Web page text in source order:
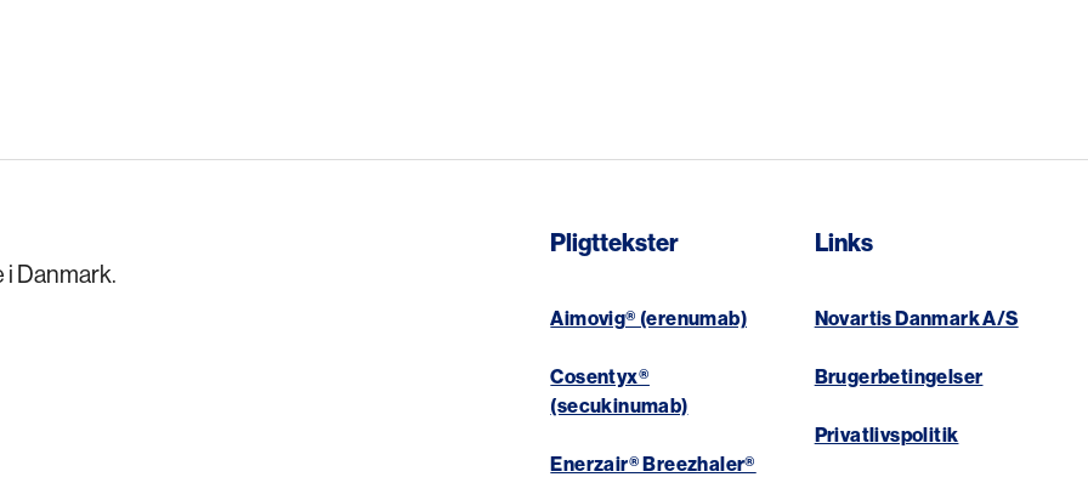
Danmark.
Pligttekster
Aimovig® (erenumab)
Cosentyx®
(secukinumab)
Enerzair® Breezhaler®
Links
Novartis Danmark A/S
Brugerbetingelser
Privatlivspolitik